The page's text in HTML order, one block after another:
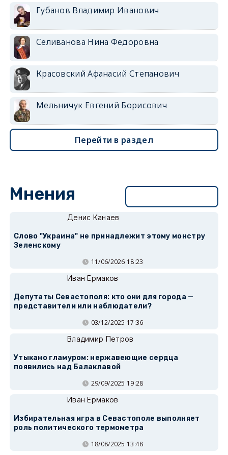
Губанов Владимир Иванович
Селиванова Нина Федоровна
Красовский Афанасий Степанович
Мельничук Евгений Борисович
Перейти в раздел
Мнения
Денис Канаев
Слово "Украина" не принадлежит этому монстру
Зеленскому
11/06/2026 18:23
Иван Ермаков
Депутаты Севастополя: кто они для города —
представители или наблюдатели?
03/12/2025 17:36
Владимир Петров
Утыкано гламуром: нержавеющие сердца
появились над Балаклавой
29/09/2025 19:28
Иван Ермаков
Избирательная игра в Севастополе выполняет
роль политического термометра
18/08/2025 13:48